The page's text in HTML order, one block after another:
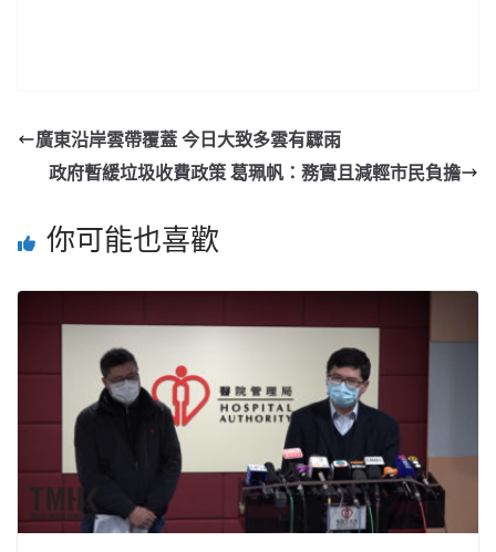
廣東沿岸雲帶覆蓋 今日大致多雲有驟雨
政府暫緩垃圾收費政策 葛珮帆：務實且減輕市民負擔
你可能也喜歡